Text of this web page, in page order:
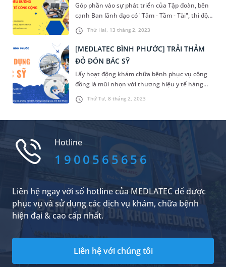
Thứ Hai, 13 tháng 2, 2023
Góp phần vào sự phát triển của Tập đoàn, bên
cạnh Ban lãnh đạo có "Tâm - Tầm - Tài", thì đội
ngũ nhân viên là miếng ghép không thể thiếu
để tạo thành đội ngũ sự hùng mạnh. Tập đoàn
Med Group trải thảm đỏ đón cán bộ hành
chính.
Thứ Tư, 8 tháng 2, 2023
[MEDLATEC BÌNH PHƯỚC] TRẢI THẢM
ĐỎ ĐÓN BÁC SỸ
Lấy hoạt động khám chữa bệnh phục vụ cộng
đồng là mũi nhọn với thương hiệu y tế hàng
đầu cùng hoạt động mở rộng quy mô của
phòng khám, [MEDLATEC BÌNH PHƯỚC] trải
Hotline
1900565656
Liên hệ ngay với số hotline của MEDLATEC để được
phục vụ và sử dụng các dịch vụ khám, chữa bệnh
hiện đại & cao cấp nhất.
Liên hệ với chúng tôi